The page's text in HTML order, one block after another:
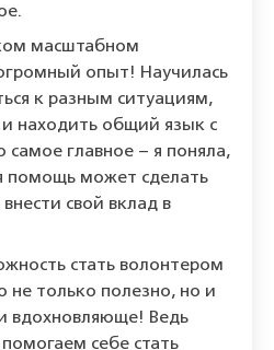
масштабном
опыт! Научилась
к разным ситуациям,
находить общий язык с
главное – я поняла,
помощь может сделать
свой вклад в
стать волонтером
не только полезно, но и
вдохновляюще! Ведь
себе стать